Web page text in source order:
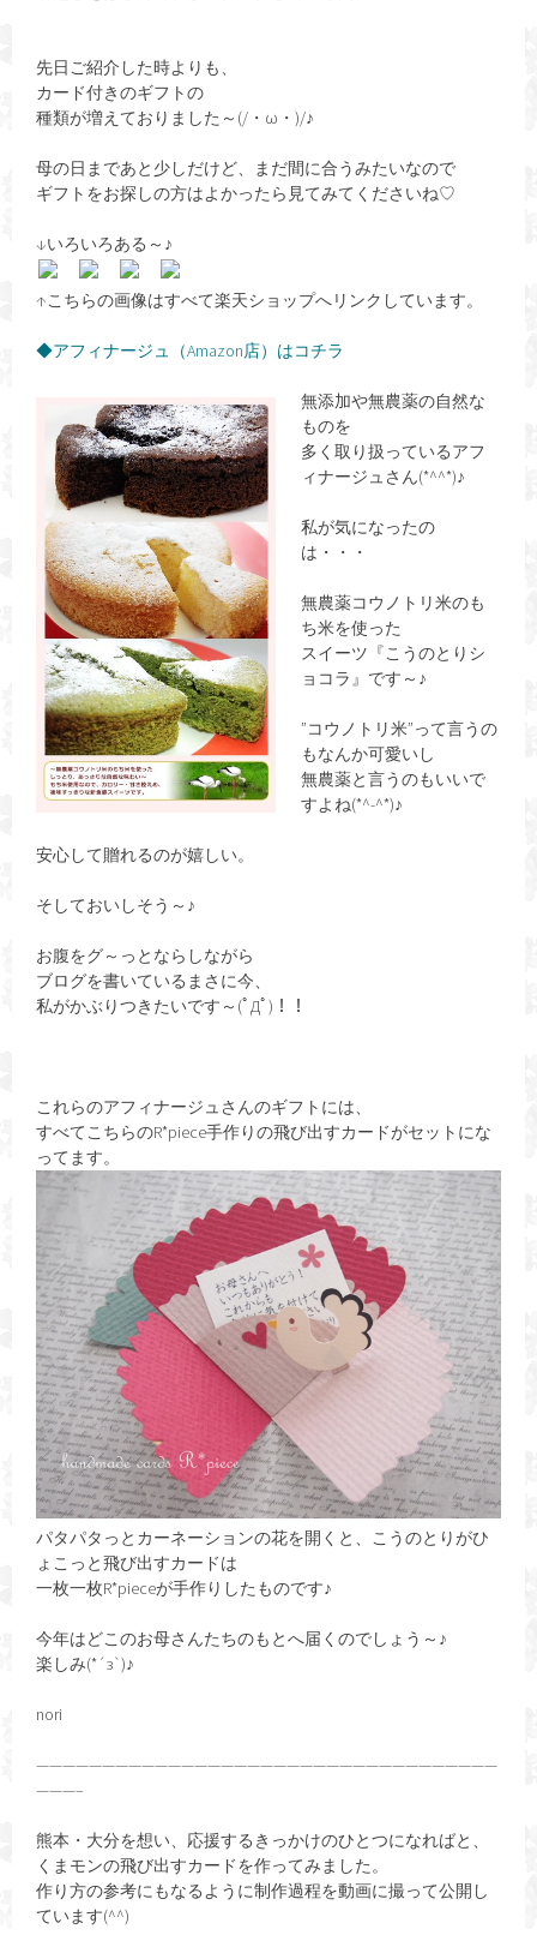
先日ご紹介した時よりも、
カード付きのギフトの
種類が増えておりました～(/・ω・)/♪
母の日まであと少しだけど、まだ間に合うみたいなので
ギフトをお探しの方はよかったら見てみてくださいね♡
↓いろいろある～♪
↑こちらの画像はすべて楽天ショップへリンクしています。
◆アフィナージュ（Amazon店）はコチラ
無添加や無農薬の自然な
ものを
多く取り扱っているアフ
ィナージュさん(*^^*)♪
私が気になったの
は・・・
無農薬コウノトリ米のも
ち米を使った
スイーツ『こうのとりシ
ョコラ』です～♪
”コウノトリ米”って言うの
もなんか可愛いし
無農薬と言うのもいいで
すよね(*^-^*)♪
安心して贈れるのが嬉しい。
そしておいしそう～♪
お腹をグ～っとならしながら
ブログを書いているまさに今、
私がかぶりつきたいです～(ﾟДﾟ)！！
これらのアフィナージュさんのギフトには、
すべてこちらのR*piece手作りの飛び出すカードがセットにな
ってます。
パタパタっとカーネーションの花を開くと、こうのとりがひ
ょこっと飛び出すカードは
一枚一枚R*pieceが手作りしたものです♪
今年はどこのお母さんたちのもとへ届くのでしょう～♪
楽しみ(*´з`)♪
nori
———————————————————————————————————
———–
熊本・大分を想い、応援するきっかけのひとつになればと、
くまモンの飛び出すカードを作ってみました。
作り方の参考にもなるように制作過程を動画に撮って公開し
ています(^^)